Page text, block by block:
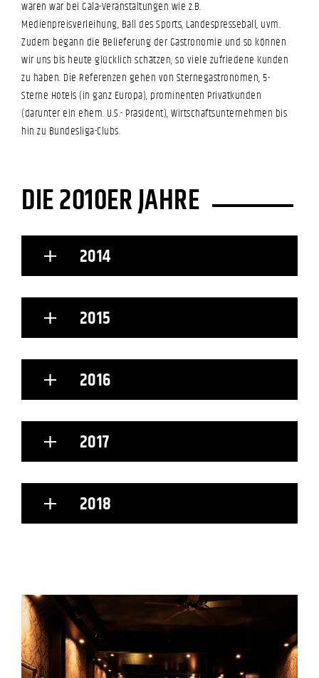
waren war bei Gala-Veranstaltungen wie z.B.
Medienpreisverleihung, Ball des Sports, Landespresseball, uvm.
Zudem begann die Belieferung der Gastronomie und so können
wir uns bis heute glücklich schätzen, so viele zufriedene Kunden
zu haben. Die Referenzen gehen von Sternegastronomen, 5-
Sterne Hotels (in ganz Europa), prominenten Privatkunden
(darunter ein ehem. U.S.- Präsident), Wirtschaftsunternehmen bis
hin zu Bundesliga-Clubs.
DIE 2010ER JAHRE
2014
2015
2016
2017
2018